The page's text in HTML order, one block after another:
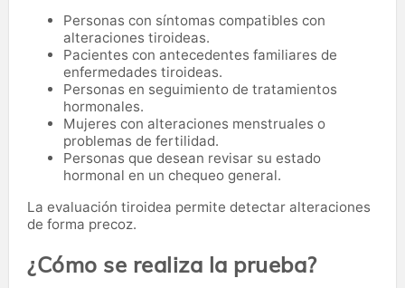
Personas con síntomas compatibles con
alteraciones tiroideas.
Pacientes con antecedentes familiares de
enfermedades tiroideas.
Personas en seguimiento de tratamientos
hormonales.
Mujeres con alteraciones menstruales o
problemas de fertilidad.
Personas que desean revisar su estado
hormonal en un chequeo general.
La evaluación tiroidea permite detectar alteraciones
de forma precoz.
¿Cómo se realiza la prueba?